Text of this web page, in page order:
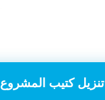
تنزيل كتيب المشروع